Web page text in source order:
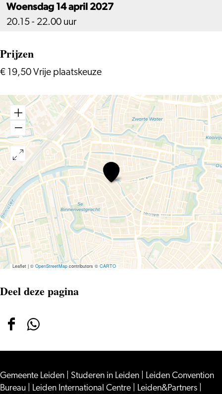
Woensdag 14 april 2027
20.15 - 22.00 uur
Prijzen
€ 19,50 Vrije plaatskeuze
Caat
Comedy
–
The
Stand-
up
Club
#7
Leaflet | ©OpenStreetMapcontributors ©CARTO
Deel deze pagina
Deel
op
Facebook
Deel
op
WhatsApp
Gemeente Leiden Studeren in Leiden
Leiden Convention
Bureau
Leiden International Centre Leiden&Partners